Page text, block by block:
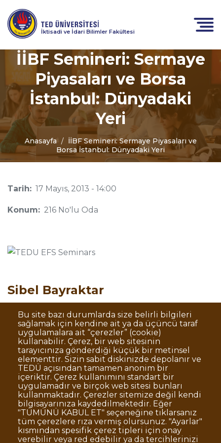
İktisadi ve İdari Bilimler Fakültesi
İİBF Semineri: Sermaye
Piyasaları ve Borsa
İstanbul: Dünyadaki
Yeri
Anasayfa
İİBF Semineri: Sermaye Piyasaları ve
Borsa İstanbul: Dünyadaki Yeri
Tarih: 17 Mayıs, 2013 - 14:00
Konum: 216 No'lu Oda
Sibel Bayraktar
Borsa İstanbul
Bu site bazı durumlarda size belirli bilgileri
sağlamak için kendine ait ya da üçüncü taraf
uygulamalara ait “çerezler” (cookie)
kullanabilir. Çerez, bir web sitesinin
tarayıcınıza gönderdiği küçük bir metinsel
elementtir. Sizin sabit diskinizde depolanır ve
TEDÜ açısından tamamen anonim bir
içeriktir. Çerez kullanımını standart bir
uygulamadır ve birçok web sitesi bunları
kullanmaktadır. Çerezler sitemize değil kendi
bilgisayarınıza kaydedilmektedir. Eğer
"TÜMÜNÜ KABUL ET" seçeneğine tıklarsanız
tüm çerezlere rıza vermiş olursunuz. "Ayarlar"
kısmından spesifik çerez tipleri için onay
verebilir veya red edebilir ya da tercihlerinizi
Dipnot
Sıkça Sorulan Sorular
Kişisel Verilerin Korunması
Gizlilik Politikası
Sorumluluk Reddi
Açık Rıza
Kurumsal Kimlik
© TED Üniversitesi. Ziya Gökalp Caddesi No:48 06420, Kolej